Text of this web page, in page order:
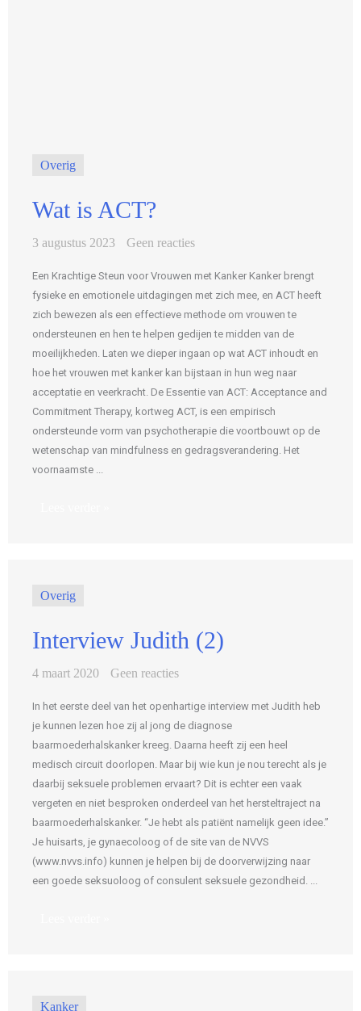
Overig
Wat is ACT?
3 augustus 2023 Geen reacties
Een Krachtige Steun voor Vrouwen met Kanker Kanker brengt
fysieke en emotionele uitdagingen met zich mee, en ACT heeft
zich bewezen als een effectieve methode om vrouwen te
ondersteunen en hen te helpen gedijen te midden van de
moeilijkheden. Laten we dieper ingaan op wat ACT inhoudt en
hoe het vrouwen met kanker kan bijstaan in hun weg naar
acceptatie en veerkracht. De Essentie van ACT: Acceptance and
Commitment Therapy, kortweg ACT, is een empirisch
ondersteunde vorm van psychotherapie die voortbouwt op de
wetenschap van mindfulness en gedragsverandering. Het
voornaamste ...
Overig
Interview Judith (2)
4 maart 2020 Geen reacties
In het eerste deel van het openhartige interview met Judith heb
je kunnen lezen hoe zij al jong de diagnose
baarmoederhalskanker kreeg. Daarna heeft zij een heel
medisch circuit doorlopen. Maar bij wie kun je nou terecht als je
daarbij seksuele problemen ervaart? Dit is echter een vaak
vergeten en niet besproken onderdeel van het hersteltraject na
baarmoederhalskanker. “Je hebt als patiënt namelijk geen idee.”
Je huisarts, je gynaecoloog of de site van de NVVS
(www.nvvs.info) kunnen je helpen bij de doorverwijzing naar
een goede seksuoloog of consulent seksuele gezondheid. ...
Kanker